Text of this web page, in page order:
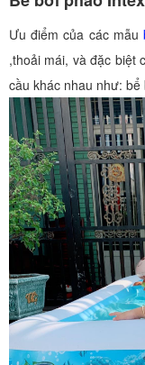
Ưu điểm của các mẫu
,thoải mái, và đặc biệt
cầu khác nhau như: